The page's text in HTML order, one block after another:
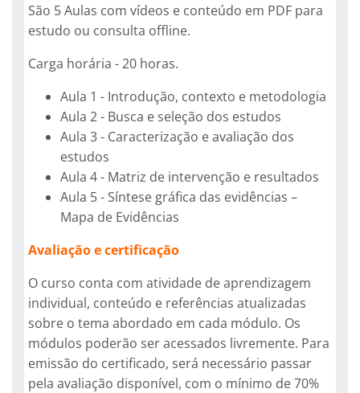
São 5 Aulas com vídeos e conteúdo em PDF para
estudo ou consulta offline.
Carga horária - 20 horas.
Aula 1 - Introdução, contexto e metodologia
Aula 2 - Busca e seleção dos estudos
Aula 3 - Caracterização e avaliação dos
estudos
Aula 4 - Matriz de intervenção e resultados
Aula 5 - Síntese gráfica das evidências –
Mapa de Evidências
Avaliação e certificação
O curso conta com atividade de aprendizagem
individual, conteúdo e referências atualizadas
sobre o tema abordado em cada módulo. Os
módulos poderão ser acessados livremente. Para
emissão do certificado, será necessário passar
pela avaliação disponível, com o mínimo de 70%